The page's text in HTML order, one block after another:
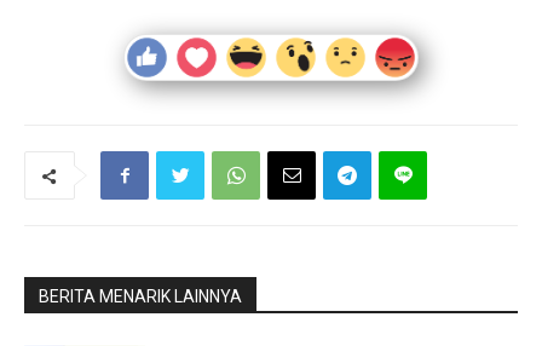
BERITA MENARIK LAINNYA